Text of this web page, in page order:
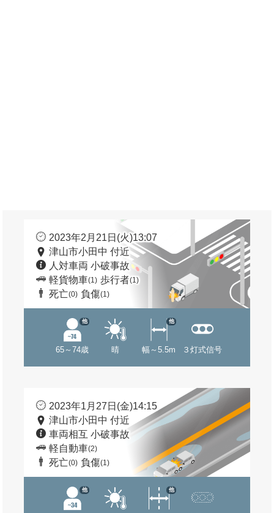
2023年2月21日(火)13:07
津山市小田中 付近
人対車両 小破事故
軽貨物車(1) 歩行者(1)
死亡(0) 負傷(1)
65～74歳
他
晴 幅～5.5m
他
３灯式信号
2023年1月27日(金)14:15
津山市小田中 付近
車両相互 小破事故
軽自動車(2)
死亡(0) 負傷(1)
他 他